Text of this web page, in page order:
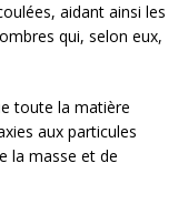
aidant ainsi les
qui, selon eux,
toute la matière
aux particules
la masse et de